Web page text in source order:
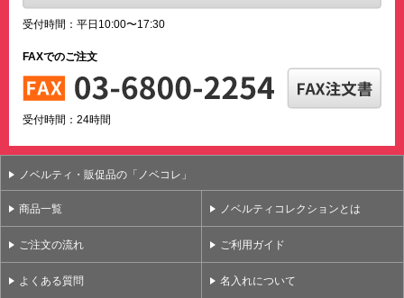
受付時間：平日10:00〜17:30
FAXでのご注文
受付時間：24時間
ノベルティ・販促品の「ノベコレ」
商品一覧 ノベルティコレクションとは
ご注文の流れ ご利用ガイド
よくある質問 名入れについて